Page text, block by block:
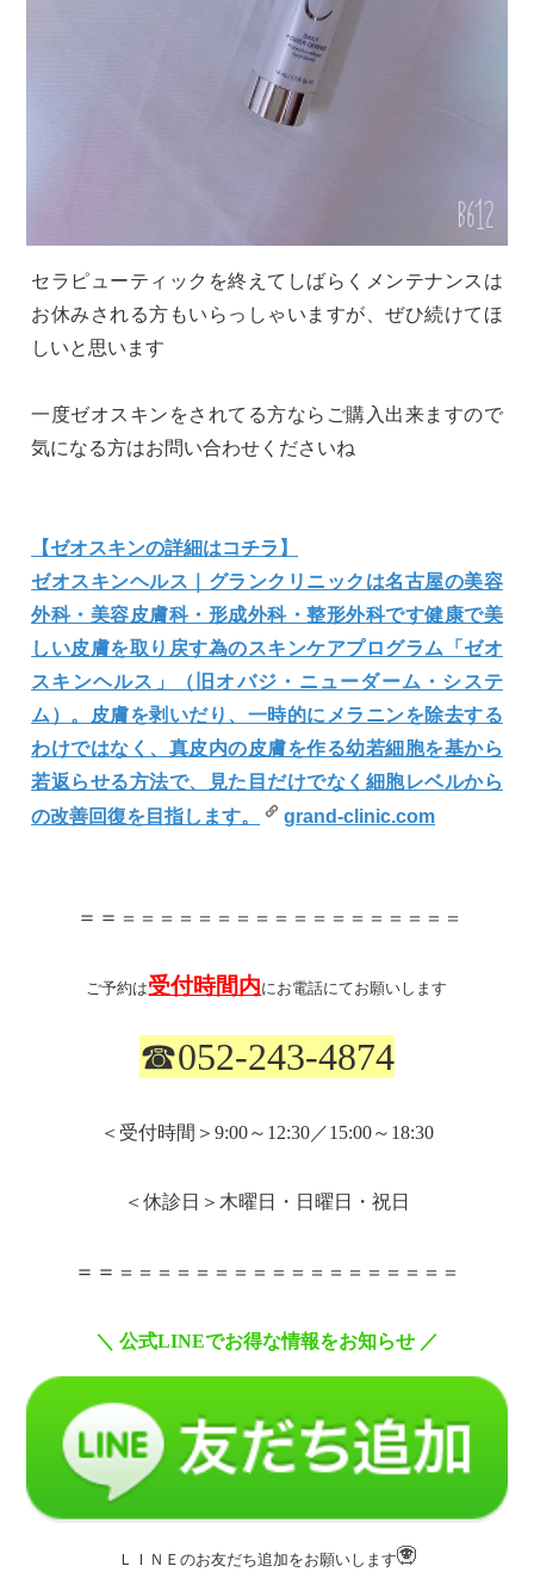
セラピューティックを終えてしばらくメンテナンスは
お休みされる方もいらっしゃいますが、ぜひ続けてほ
しいと思います
一度ゼオスキンをされてる方ならご購入出来ますので
気になる方はお問い合わせくださいね
【ゼオスキンの詳細はコチラ】
ゼオスキンヘルス｜グランクリニックは名古屋の美容
外科・美容皮膚科・形成外科・整形外科です健康で美
しい皮膚を取り戻す為のスキンケアプログラム「ゼオ
スキンヘルス」（旧オバジ・ニューダーム・システ
ム）。皮膚を剥いだり、一時的にメラニンを除去する
わけではなく、真皮内の皮膚を作る幼若細胞を基から
若返らせる方法で、見た目だけでなく細胞レベルから
の改善回復を目指します。
grand-clinic.com
＝＝ ＝＝＝＝＝＝＝＝＝＝＝＝＝＝＝＝＝＝
ご予約は受付時間内にお電話にてお願いします
☎052-243-4874
＜受付時間＞ 9:00～ 12:30／15:00～ 18:30
＜休診日＞木曜日・日曜日・祝日
＝＝ ＝＝＝＝＝＝＝＝＝＝＝＝＝＝＝＝＝＝
＼ 公式LINEでお得な情報をお知らせ ／
ＬＩＮＥのお友だち追加をお願いします